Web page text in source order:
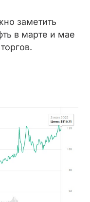
заметить
в марте и мае